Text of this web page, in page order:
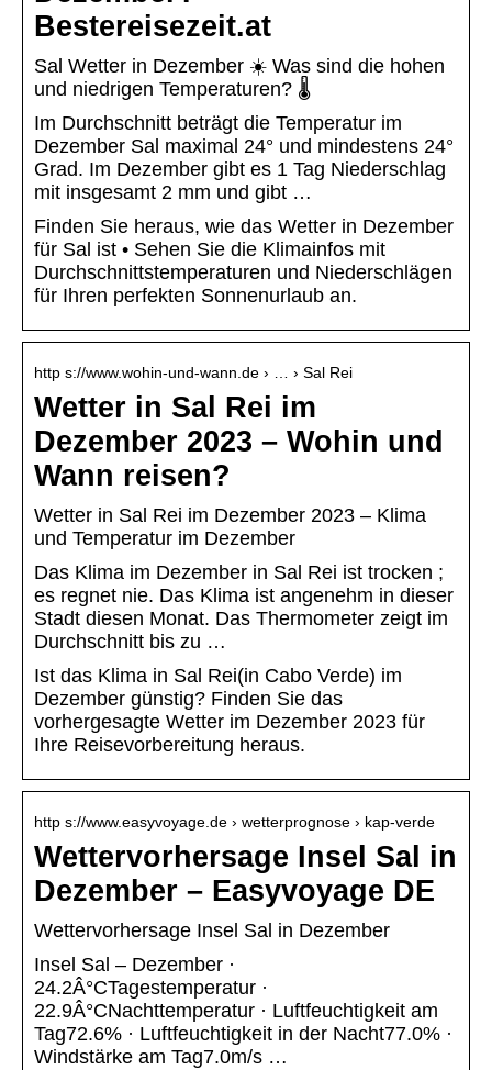
Bestereisezeit.at
Sal Wetter in Dezember ☀️ Was sind die hohen
und niedrigen Temperaturen? 🌡️
Im Durchschnitt beträgt die Temperatur im
Dezember Sal maximal 24° und mindestens 24°
Grad. Im Dezember gibt es 1 Tag Niederschlag
mit insgesamt 2 mm und gibt …
Finden Sie heraus, wie das Wetter in Dezember
für Sal ist • Sehen Sie die Klimainfos mit
Durchschnittstemperaturen und Niederschlägen
für Ihren perfekten Sonnenurlaub an.
http s://www.wohin-und-wann.de › … › Sal Rei
Wetter in Sal Rei im
Dezember 2023 – Wohin und
Wann reisen?
Wetter in Sal Rei im Dezember 2023 – Klima
und Temperatur im Dezember
Das Klima im Dezember in Sal Rei ist trocken ;
es regnet nie. Das Klima ist angenehm in dieser
Stadt diesen Monat. Das Thermometer zeigt im
Durchschnitt bis zu …
Ist das Klima in Sal Rei(in Cabo Verde) im
Dezember günstig? Finden Sie das
vorhergesagte Wetter im Dezember 2023 für
Ihre Reisevorbereitung heraus.
http s://www.easyvoyage.de › wetterprognose › kap-verde
Wettervorhersage Insel Sal in
Dezember – Easyvoyage DE
Wettervorhersage Insel Sal in Dezember
Insel Sal – Dezember ·
24.2Â°CTagestemperatur ·
22.9Â°CNachttemperatur · Luftfeuchtigkeit am
Tag72.6% · Luftfeuchtigkeit in der Nacht77.0% ·
Windstärke am Tag7.0m/s …